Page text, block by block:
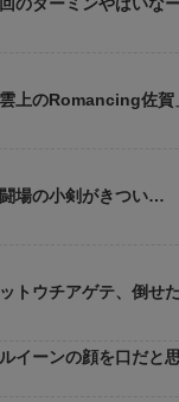
雲上のRomancing佐賀
闘場の小剣がきつい…
トウチアゲテ、倒せ
ルイーンの顔を口だと